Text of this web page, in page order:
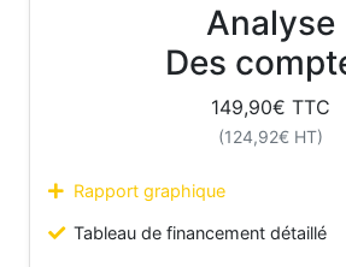
Analyse
Des
149,90€ TTC
(124,92€ HT)
Rapport graphique
Tableau de financement détaillé